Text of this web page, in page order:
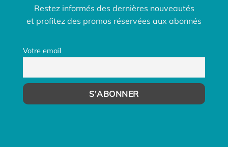
Restez informés des dernières nouveautés
et profitez des promos réservées aux abonnés
Votre email